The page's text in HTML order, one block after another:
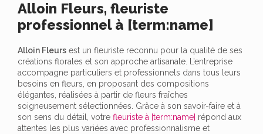
Alloin Fleurs, fleuriste
professionnel à [term:name]
Alloin Fleurs est un fleuriste reconnu pour la qualité de ses
créations florales et son approche artisanale. L’entreprise
accompagne particuliers et professionnels dans tous leurs
besoins en fleurs, en proposant des compositions
élégantes, réalisées à partir de fleurs fraîches
soigneusement sélectionnées. Grâce à son savoir-faire et à
son sens du détail, votre fleuriste à [term:name] répond aux
attentes les plus variées avec professionnalisme et